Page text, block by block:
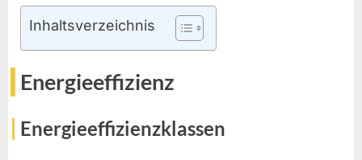
Inhaltsverzeichnis
Energieeffizienz
Energieeffizienzklassen